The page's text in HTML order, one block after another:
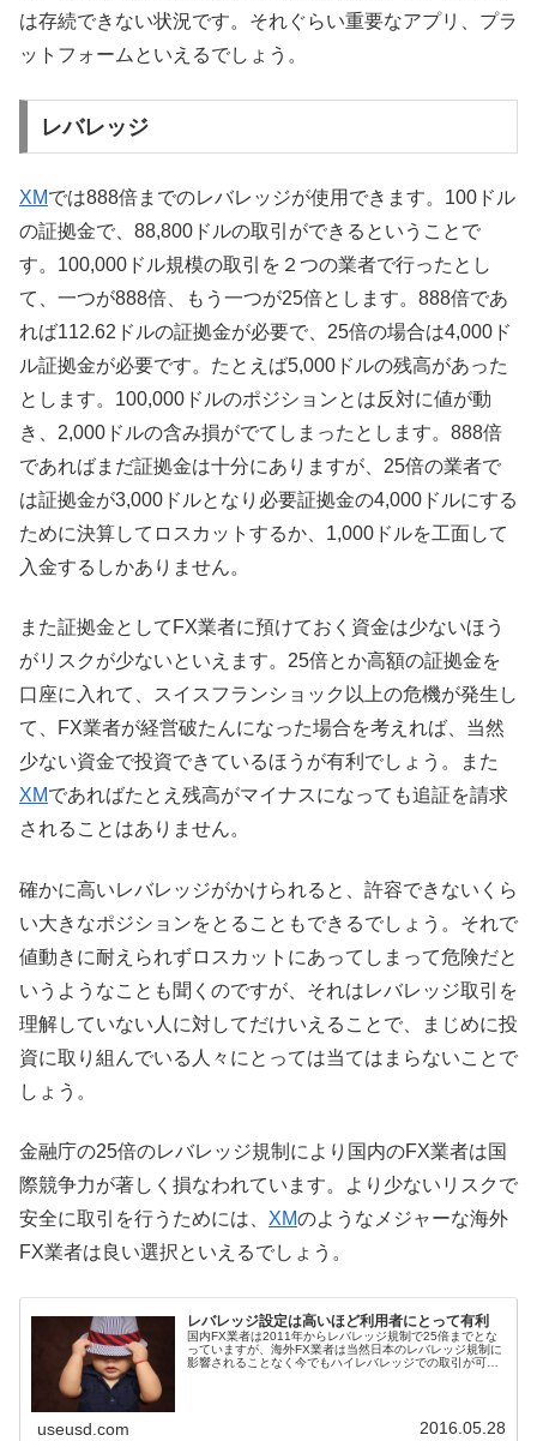
は存続できない状況です。それぐらい重要なアプリ、プラ
ットフォームといえるでしょう。
レバレッジ
XMでは888倍までのレバレッジが使用できます。100ドル
の証拠金で、88,800ドルの取引ができるということで
す。100,000ドル規模の取引を２つの業者で行ったとし
て、一つが888倍、もう一つが25倍とします。888倍であ
れば112.62ドルの証拠金が必要で、25倍の場合は4,000ド
ル証拠金が必要です。たとえば5,000ドルの残高があった
とします。100,000ドルのポジションとは反対に値が動
き、2,000ドルの含み損がでてしまったとします。888倍
であればまだ証拠金は十分にありますが、25倍の業者で
は証拠金が3,000ドルとなり必要証拠金の4,000ドルにする
ために決算してロスカットするか、1,000ドルを工面して
入金するしかありません。
また証拠金としてFX業者に預けておく資金は少ないほう
がリスクが少ないといえます。25倍とか高額の証拠金を
口座に入れて、スイスフランショック以上の危機が発生し
て、FX業者が経営破たんになった場合を考えれば、当然
少ない資金で投資できているほうが有利でしょう。また
XMであればたとえ残高がマイナスになっても追証を請求
されることはありません。
確かに高いレバレッジがかけられると、許容できないくら
い大きなポジションをとることもできるでしょう。それで
値動きに耐えられずロスカットにあってしまって危険だと
いうようなことも聞くのですが、それはレバレッジ取引を
理解していない人に対してだけいえることで、まじめに投
資に取り組んでいる人々にとっては当てはまらないことで
しょう。
金融庁の25倍のレバレッジ規制により国内のFX業者は国
際競争力が著しく損なわれています。より少ないリスクで
安全に取引を行うためには、 XMのようなメジャーな海外
FX業者は良い選択といえるでしょう。
レバレッジ設定は高いほど利用者にとって有利
国内FX業者は2011年からレバレッジ規制で25倍までとな
っていますが、海外FX業者は当然日本のレバレッジ規制に
影響されることなく今でもハイレバレッジでの取引が可能
useusd.com 2016.05.28